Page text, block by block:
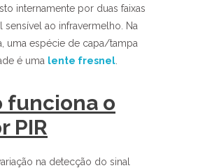
internamente por duas faixas
sensível ao infravermelho. Na
uma espécie de capa/tampa
é uma lente fresnel
funciona o
PIR
na detecção do sinal